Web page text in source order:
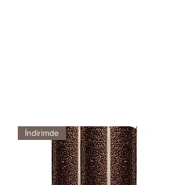
İndirimde